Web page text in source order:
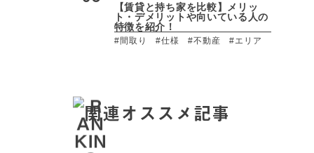
【賃貸と持ち家を比較】メリッ
ト・デメリットや向いている人の
特徴を紹介！
#間取り #仕様 #不動産 #エリア
関連オススメ記事